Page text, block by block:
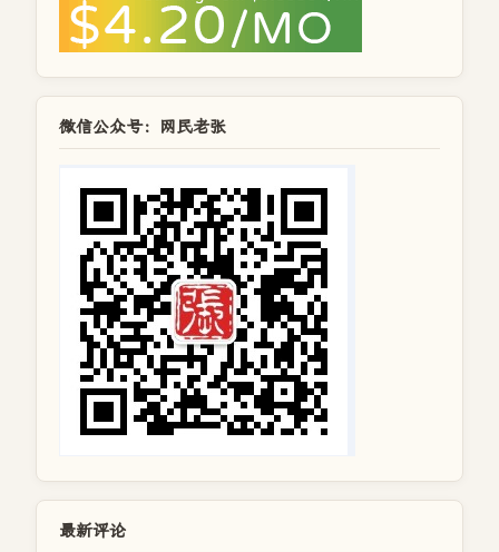
微信公众号：网民老张
最新评论